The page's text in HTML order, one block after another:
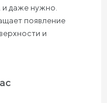
и даже нужно.
появление
и